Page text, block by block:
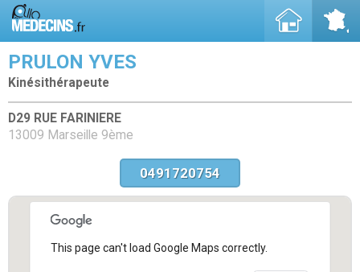
PRULON YVES
Kinésithérapeute
D29 RUE FARINIERE
13009 Marseille 9ème
0491720754
This page can't load Google Maps correctly.